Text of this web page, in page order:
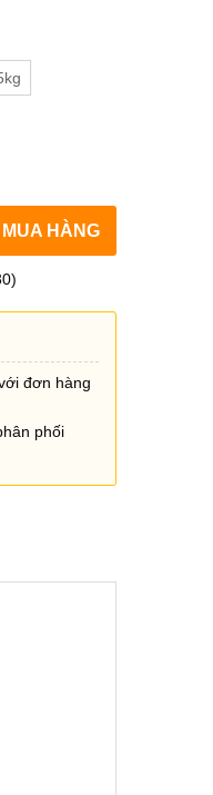
Cuộn ) quantity
HÀNG
đơn hàng
phối